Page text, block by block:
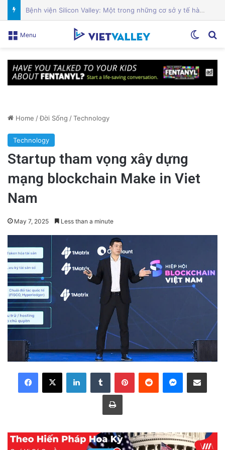
Sự Kiện Livestream Gây Chấn Động: 3 Triệu Người Theo Dõi Nguyễn Phương Hằng Tại Việt Nam!
Menu
Home /Đời Sống /Technology
Technology
Startup tham vọng xây dựng
mạng blockchain Make in Viet
Nam
May 7, 2025 Less than a minute
LinkedInTumblr PinterestReddit Messenger
Share via Email
Print